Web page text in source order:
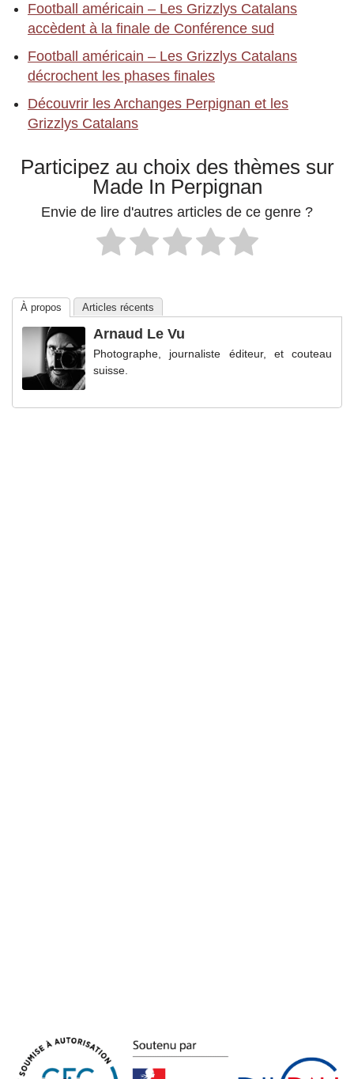
Football américain – Les Grizzlys Catalans
accèdent à la finale de Conférence sud
Football américain – Les Grizzlys Catalans
décrochent les phases finales
Découvrir les Archanges Perpignan et les
Grizzlys Catalans
Participez au choix des thèmes sur
Made In Perpignan
Envie de lire d'autres articles de ce genre ?
À propos Articles récents
Arnaud Le Vu
Photographe, journaliste éditeur, et couteau
suisse.